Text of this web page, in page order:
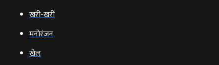
खरी-खरी
मनोरंजन
खेल